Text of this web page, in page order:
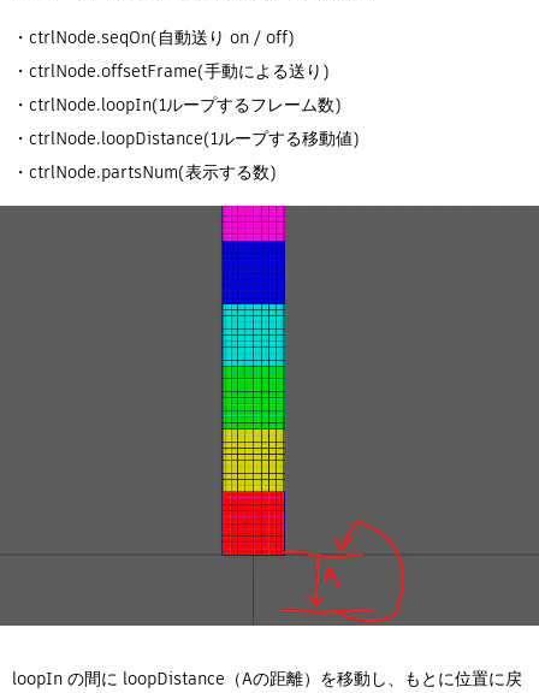
・ctrlNode.seqOn(自動送り on / off)
・ctrlNode.offsetFrame(手動による送り)
・ctrlNode.loopIn(1ループするフレーム数)
・ctrlNode.loopDistance(1ループする移動値)
・ctrlNode.partsNum(表示する数)
loopIn の間に loopDistance（Aの距離）を移動し、もとに位置に戻